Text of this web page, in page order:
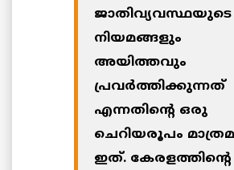
ജാതിവ്യവസ്ഥയുടെ
നിയമങ്ങളും
അയിത്തവും
പ്രവര്‍ത്തിക്കുന്നത്
എന്നതിന്റെ ഒരു
ചെറിയരൂപം
ഇത്. കേരളത്തിന്റെ